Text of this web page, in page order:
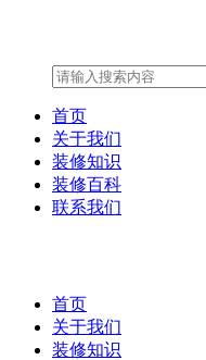
首页
关于我们
装修知识
装修百科
联系我们
首页
关于我们
装修知识